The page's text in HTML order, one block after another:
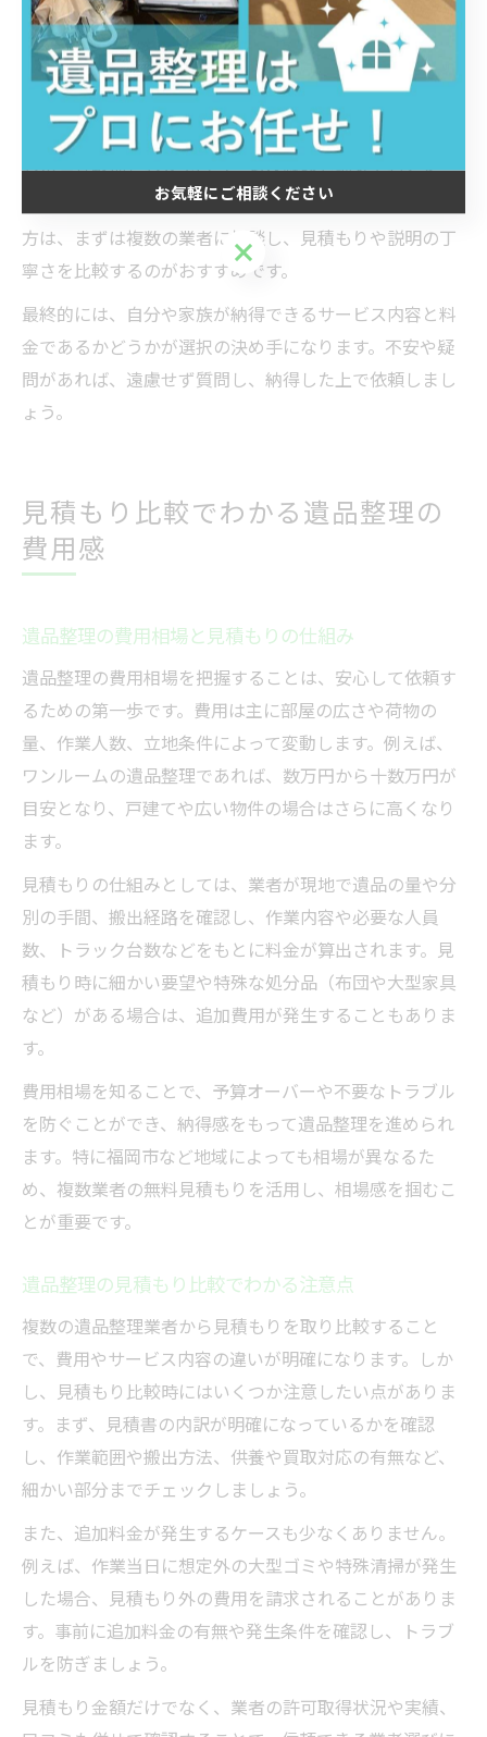
発生しにくい、対応が迅速・丁寧であるなどの特徴があ
ります。
また、遺品整理の費用相場や作業内容、供養や買取の対
応範囲も事前に確認しましょう。例えば、実際に「みん
なの遺品整理」などで口コミや体験談を調べておくと、
業者ごとの違いがより分かりやすくなります。初心者の
方は、まずは複数の業者に相談し、見積もりや説明の丁
寧さを比較するのがおすすめです。
最終的には、自分や家族が納得できるサービス内容と料
金であるかどうかが選択の決め手になります。不安や疑
問があれば、遠慮せず質問し、納得した上で依頼しまし
ょう。
見積もり比較でわかる遺品整理の
費用感
遺品整理の費用相場と見積もりの仕組み
遺品整理の費用相場を把握することは、安心して依頼す
るための第一歩です。費用は主に部屋の広さや荷物の
量、作業人数、立地条件によって変動します。例えば、
ワンルームの遺品整理であれば、数万円から十数万円が
目安となり、戸建てや広い物件の場合はさらに高くなり
ます。
見積もりの仕組みとしては、業者が現地で遺品の量や分
別の手間、搬出経路を確認し、作業内容や必要な人員
数、トラック台数などをもとに料金が算出されます。見
積もり時に細かい要望や特殊な処分品（布団や大型家具
など）がある場合は、追加費用が発生することもありま
す。
費用相場を知ることで、予算オーバーや不要なトラブル
を防ぐことができ、納得感をもって遺品整理を進められ
ます。特に福岡市など地域によっても相場が異なるた
め、複数業者の無料見積もりを活用し、相場感を掴むこ
とが重要です。
遺品整理の見積もり比較でわかる注意点
複数の遺品整理業者から見積もりを取り比較すること
で、費用やサービス内容の違いが明確になります。しか
し、見積もり比較時にはいくつか注意したい点がありま
す。まず、見積書の内訳が明確になっているかを確認
し、作業範囲や搬出方法、供養や買取対応の有無など、
細かい部分までチェックしましょう。
また、追加料金が発生するケースも少なくありません。
例えば、作業当日に想定外の大型ゴミや特殊清掃が発生
した場合、見積もり外の費用を請求されることがありま
す。事前に追加料金の有無や発生条件を確認し、トラブ
ルを防ぎましょう。
見積もり金額だけでなく、業者の許可取得状況や実績、
お気軽にご相談ください
お気軽にご相談ください